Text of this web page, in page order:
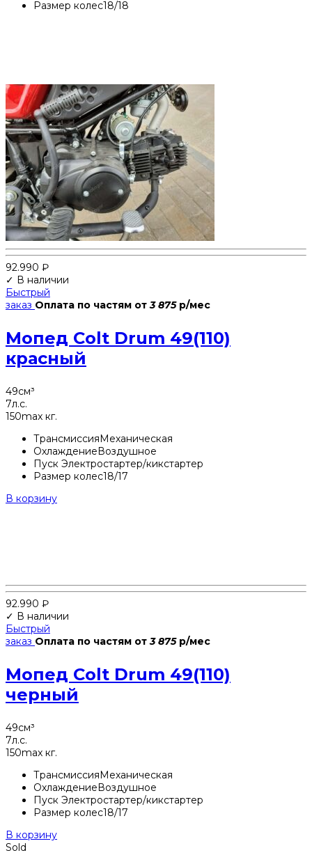
Размер колес18/18
92.990 ₽
✓ В наличии
Быстрый
заказ Оплата по частям от3 875р/мес
Мопед Colt Drum 49(110)
красный
49см³
7л.с.
150max кг.
ТрансмиссияМеханическая
ОхлаждениеВоздушное
Пуск Электростартер/кикстартер
Размер колес18/17
В корзину
92.990 ₽
✓ В наличии
Быстрый
заказ Оплата по частям от3 875р/мес
Мопед Colt Drum 49(110)
черный
49см³
7л.с.
150max кг.
ТрансмиссияМеханическая
ОхлаждениеВоздушное
Пуск Электростартер/кикстартер
Размер колес18/17
В корзину
Sold